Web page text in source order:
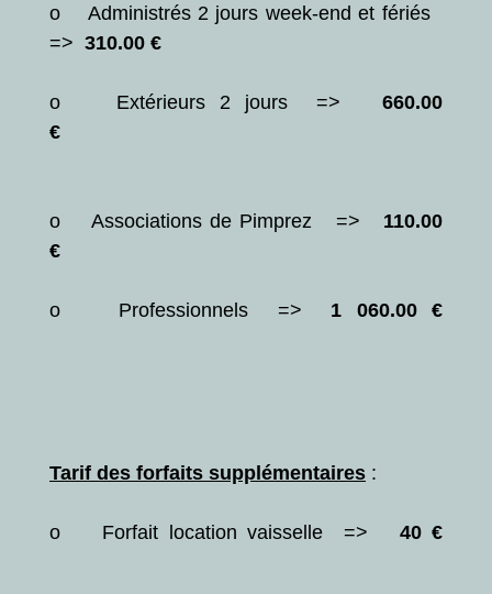
o Administrés 2 jours week-end et fériés
=> 310.00 €
o Extérieurs 2 jours => 660.00
€
o Associations de Pimprez =>
110.00
€
o Professionnels => 1 060.00 €
Tarif des forfaits supplémentaires :
o Forfait location vaisselle => 40 €